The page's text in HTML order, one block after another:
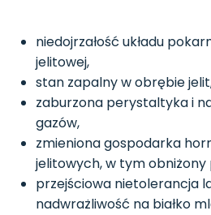
niedojrzałość układu
jelitowej,
stan zapalny w obrębie
zaburzona perystaltyka i
gazów,
zmieniona gospodarka
jelitowych, w tym
przejściowa nietolerancja
nadwrażliwość na białko